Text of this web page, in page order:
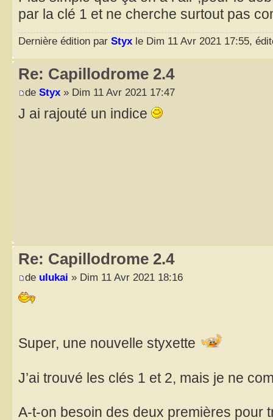
par la clé 1 et ne cherche surtout pas
Dernière édition par Styx le Dim 11 Avr 2021 17:55,
Re: Capillodrome 2.4
de Styx » Dim 11 Avr 2021 17:47
J ai rajouté un indice
Re: Capillodrome 2.4
de ulukai » Dim 11 Avr 2021 18:16
Super, une nouvelle styxette
J’ai trouvé les clés 1 et 2, mais je ne
A-t-on besoin des deux premières pour